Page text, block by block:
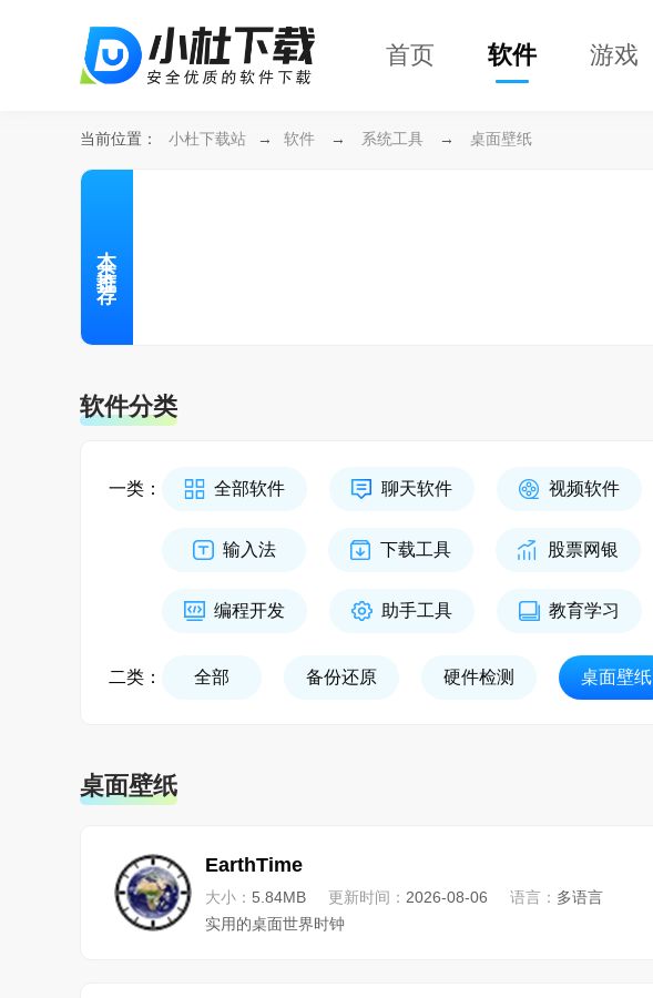
首页 软件 游戏
当前位置： 小杜下载站 → 软件 → 系统工具 → 桌面壁纸
本类推荐
软件分类
一类： 全部软件 聊天软件 视频软件
输入法 下载工具 股票网银
编程开发 助手工具 教育学习
二类： 全部 备份还原 硬件检测 桌面壁纸
桌面壁纸
EarthTime
大小： 5.84MB 更新时间： 2026-08-06 语言： 多语言
实用的桌面世界时钟